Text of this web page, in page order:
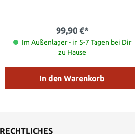
99,90 €*
Im Außenlager - in 5-7 Tagen bei Dir
zu Hause
In den Warenkorb
RECHTLICHES